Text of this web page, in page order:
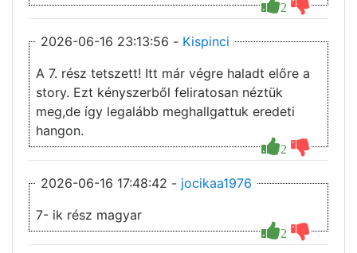
2
2026-06-16 23:13:56 - Kispinci
2
A 7. rész tetszett! Itt már végre haladt előre a
story. Ezt kényszerből feliratosan néztük
meg,de így legalább meghallgattuk eredeti
hangon.
2026-06-16 17:48:42 - jocikaa1976
2
7- ik rész magyar